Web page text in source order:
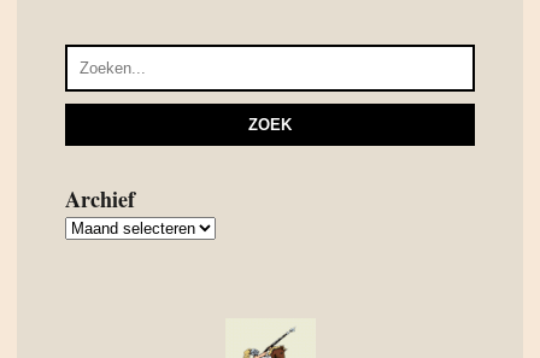
Archief
Archief